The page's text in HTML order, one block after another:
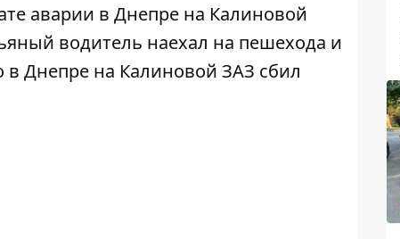
аварии в Днепре на Калиновой
водитель наехал на пешехода и
Днепре на Калиновой ЗАЗ сбил